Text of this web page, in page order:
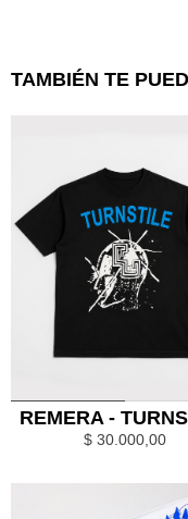
TAMBIÉN TE
0 1
REMERA -
$30.000,00